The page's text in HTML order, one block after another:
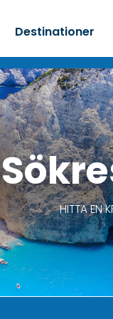
Destinationer
HITTA EN